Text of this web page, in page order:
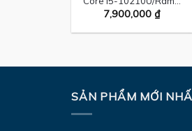
7,900,000 ₫
SẢN PHẨM MỚI